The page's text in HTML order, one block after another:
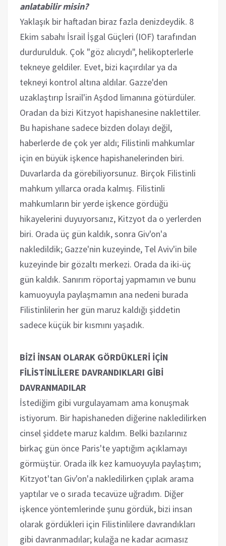
anlatabilir misin?
Yaklaşık bir haftadan biraz fazla denizdeydik. 8
Ekim sabahı İsrail İşgal Güçleri (IOF) tarafından
durdurulduk. Çok "göz alıcıydı", helikopterlerle
tekneye geldiler. Evet, bizi kaçırdılar ya da
tekneyi kontrol altına aldılar. Gazze'den
uzaklaştırıp İsrail'in Aşdod limanına götürdüler.
Oradan da bizi Kitzyot hapishanesine naklettiler.
Bu hapishane sadece bizden dolayı değil,
haberlerde de çok yer aldı; Filistinli mahkumlar
için en büyük işkence hapishanelerinden biri.
Duvarlarda da görebiliyorsunuz. Birçok Filistinli
mahkum yıllarca orada kalmış. Filistinli
mahkumların bir yerde işkence gördüğü
hikayelerini duyuyorsanız, Kitzyot da o yerlerden
biri. Orada üç gün kaldık, sonra Giv'on'a
nakledildik; Gazze'nin kuzeyinde, Tel Aviv'in bile
kuzeyinde bir gözaltı merkezi. Orada da iki-üç
gün kaldık. Sanırım röportaj yapmamın ve bunu
kamuoyuyla paylaşmamın ana nedeni burada
Filistinlilerin her gün maruz kaldığı şiddetin
sadece küçük bir kısmını yaşadık.
BİZİ İNSAN OLARAK GÖRDÜKLERİ İÇİN
FİLİSTİNLİLERE DAVRANDIKLARI GİBİ
DAVRANMADILAR
İstediğim gibi vurgulayamam ama konuşmak
istiyorum. Bir hapishaneden diğerine nakledilirken
cinsel şiddete maruz kaldım. Belki bazılarınız
birkaç gün önce Paris'te yaptığım açıklamayı
görmüştür. Orada ilk kez kamuoyuyla paylaştım;
Kitzyot'tan Giv'on'a nakledilirken çıplak arama
yaptılar ve o sırada tecavüze uğradım. Diğer
işkence yöntemlerinde şunu gördük, bizi insan
olarak gördükleri için Filistinlilere davrandıkları
gibi davranmadılar; kulağa ne kadar acımasız